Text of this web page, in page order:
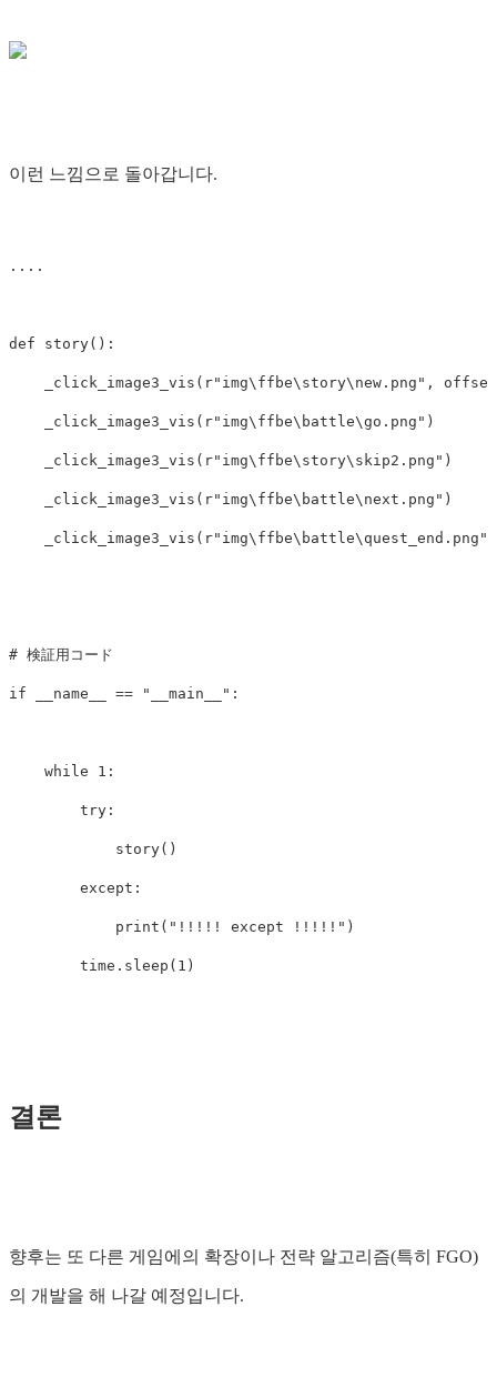
이런 느낌으로 돌아갑니다.
....
def story():
_click_image3_vis ( r"img\ffbe\story\new.png" , offset
_click_image3_vis ( r"img\ffbe\battle\go.png" )
_click_image3_vis ( r"img\ffbe\story\skip2.png" )
_click_image3_vis ( r"img\ffbe\battle\next.png" )
_click_image3_vis ( r"img\ffbe\battle\quest_end.png"
if __name__ == "__main__" :
while 1 :
try :
story()
except :
print ( "!!!!! except !!!!!" )
time . sleep ( 1 )
결론
향후는 또 다른 게임에의 확장이나 전략 알고리즘(특히 FGO)
의 개발을 해 나갈 예정입니다.